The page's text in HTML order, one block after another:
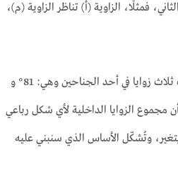
فمثلًا، الزاوية (أ) تناظر الزاوية (م)،
والآن، لننتقل إلى المعطيات المتوفرة لدينا، حيث نعلم قياسات ثلاث زوايا في أحد الجناحين وهي: 81° و
أن مجموع الزوايا الداخلية لأي شكل رباعي
قانونًا لا يتغير، وتُشكّل الأساس الذي سنبني عليه